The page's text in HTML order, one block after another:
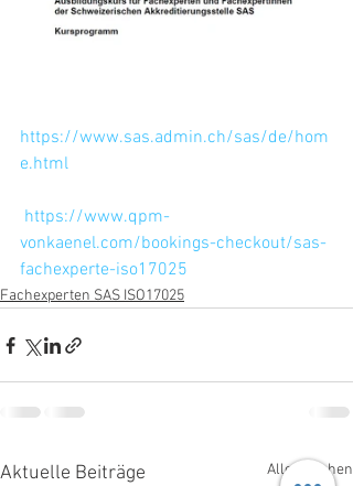
https://www.sas.admin.ch/sas/de/hom
e.html
https://www.qpm-
vonkaenel.com/bookings-checkout/sas-
fachexperte-iso17025
Fachexperten SAS ISO17025
Aktuelle Beiträge Alle ansehen